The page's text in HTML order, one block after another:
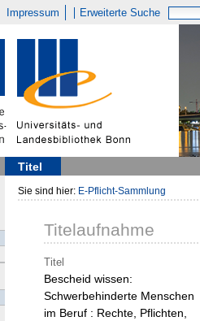
Impressum Erweiterte Suche
Titel
Sie sind hier: E-Pflicht-Sammlung
Titelaufnahme
Titel
Bescheid wissen:
Schwerbehinderte Menschen
im Beruf : Rechte, Pflichten,